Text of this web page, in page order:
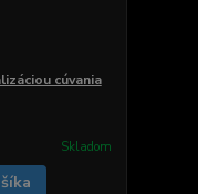
cúvania
Skladom